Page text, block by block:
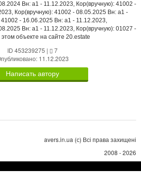
Вн: a1 - 11.12.2023, Кор(вручную): 41002 -
Кор(вручную): 41002 - 08.05.2025 Вн: a1 -
- 16.06.2025 Вн: a1 - 11.12.2023,
Вн: a1 - 11.12.2023, Кор(вручную): 01027 -
объекте на сайте 20.estate
ID 453239275 |
7
11.12.2023
Написать автору
avers.in.ua (с) Всі права захищені
2008 - 2026